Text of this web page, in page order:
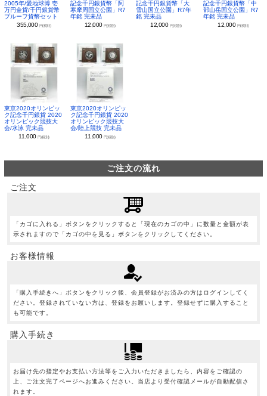
2005年/愛地球博 壱
万円金貨/千円銀貨幣
プルーフ貨幣セット
355,000 円(税別)
記念千円銀貨幣「阿
寒摩周国立公園」R7
年銘 完未品
12,000 円(税別)
記念千円銀貨幣「大
雪山国立公園」R7年
銘 完未品
12,000 円(税別)
記念千円銀貨幣「中
部山岳国立公園」R7
年銘 完未品
12,000 円(税別)
東京2020オリンピッ
ク記念千円銀貨 2020
オリンピック競技大
会/水泳 完未品
11,000円(税別)
東京2020オリンピッ
ク記念千円銀貨 2020
オリンピック競技大
会/陸上競技 完未品
11,000 円(税別)
ご注文の流れ
ご注文
「カゴに入れる」ボタンをクリックすると「現在のカゴの中」に数量と金額が表
示されますので「カゴの中を見る」ボタンをクリックしてください。
お客様情報
「購入手続きへ」ボタンをクリック後、会員登録がお済みの方はログインしてく
ださい。登録されていない方は、登録をお願いします。登録せずに購入すること
も可能です。
購入手続き
お届け先の指定やお支払い方法等をご入力いただきましたら、内容をご確認の
上、ご注文完了ページへお進みください。当店より受付確認メールが自動配信さ
れます。